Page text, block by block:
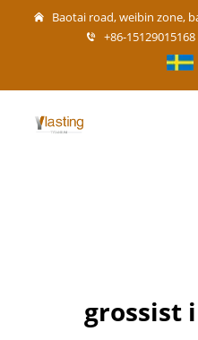
Baotai road, weibin zone,
+86-15129015168
grossist